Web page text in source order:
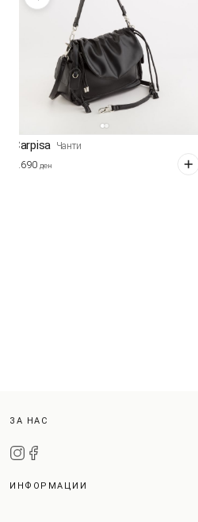
Carpisa Чанти
2.690 ден
ЗА НАС
ИНФОРМАЦИИ